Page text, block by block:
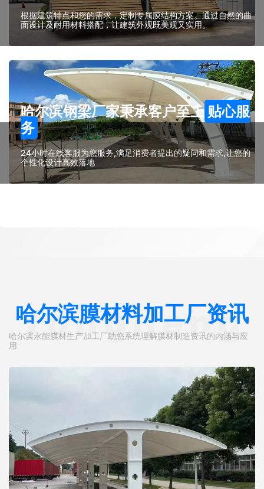
根据建筑特点和您的需求，定制专属膜结构方案。通过自然的曲
面设计及耐用材料搭配，让建筑外观既美观又实用。
哈尔滨钢梁厂家秉承客户至上 贴心服
务
24小时在线客服为您服务,满足消费者提出的疑问和需求,让您的
个性化设计高效落地
哈尔滨膜材料加工厂资讯
哈尔滨永能膜材生产加工厂助您系统理解膜材制造资讯的内涵与应
用
Yongneng